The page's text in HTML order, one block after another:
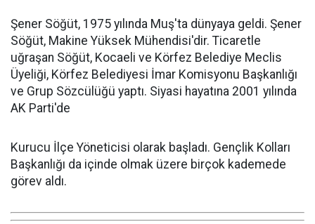
Şener Söğüt, 1975 yılında Muş'ta dünyaya geldi. Şener
Söğüt, Makine Yüksek Mühendisi'dir. Ticaretle
uğraşan Söğüt, Kocaeli ve Körfez Belediye Meclis
Üyeliği, Körfez Belediyesi İmar Komisyonu Başkanlığı
ve Grup Sözcülüğü yaptı. Siyasi hayatına 2001 yılında
AK Parti'de
Kurucu İlçe Yöneticisi olarak başladı. Gençlik Kolları
Başkanlığı da içinde olmak üzere birçok kademede
görev aldı.